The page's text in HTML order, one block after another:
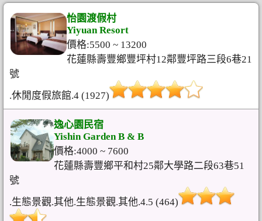
怡園渡假村
Yiyuan Resort
價格:5500 ~ 13200
花蓮縣壽豐鄉豐坪村12鄰豐坪路三段6巷21
號
.休閒度假旅館.4 (1927)
逸心園民宿
Yishin Garden B & B
價格:4000 ~ 7600
花蓮縣壽豐鄉平和村25鄰大學路二段63巷51
號
.生態景觀.其他.生態景觀.其他.4.5 (464)